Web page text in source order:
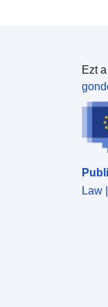
Ezt
Law